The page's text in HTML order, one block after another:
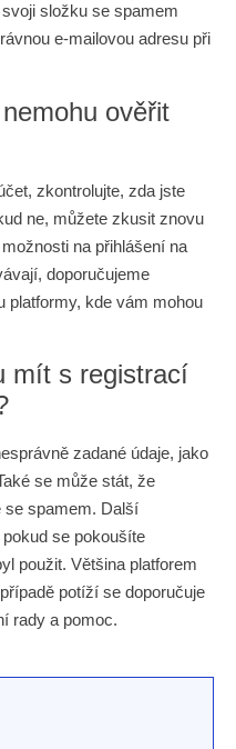
složku se spamem
e-mailovou adresu při
ověřit
zkontrolujte, zda jste
ne, můžete zkusit znovu
na přihlášení na
doporučujeme
platformy, kde vám mohou
mít s registrací
zadané údaje, jako
se může stát, že
spamem. Další
se pokoušíte
použit. Většina platforem
potíží se doporučuje
rady a pomoc.